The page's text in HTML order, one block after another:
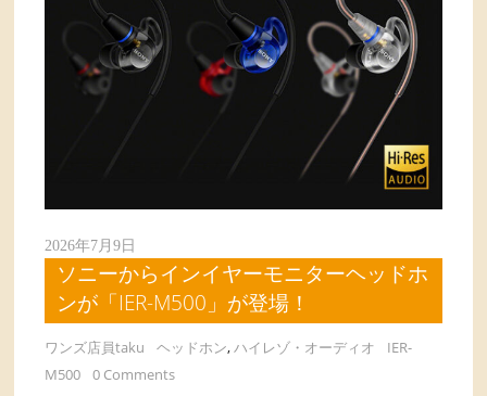
2026年7月9日
ソニーからインイヤーモニターヘッドホ
ンが「IER-M500」が登場！
ワンズ店員taku ヘッドホン,ハイレゾ・オーディオ
IER-
M500
0 Comments